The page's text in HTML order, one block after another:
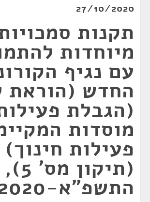
27/10/2020
תקנות
מיוחדות
עם נגיף
החדש
(הגבלת
מוסדות
פעילות חינוך)
(תיקון מס' 5),
התשפ"א-2020